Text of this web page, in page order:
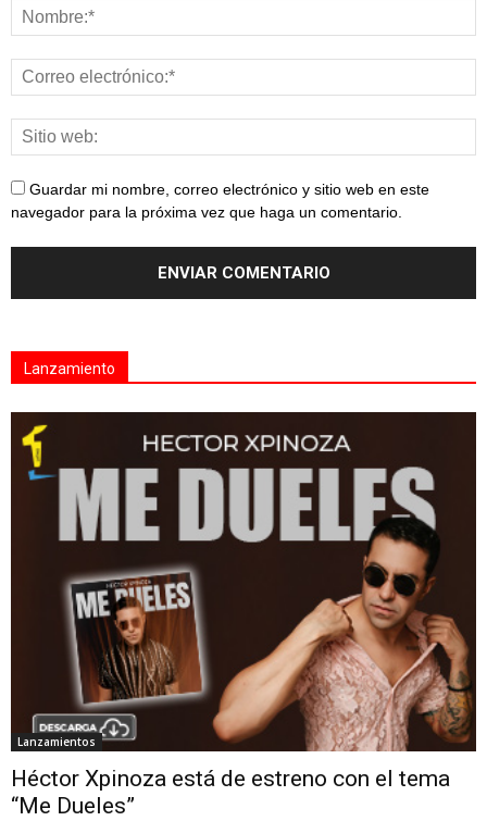
Guardar mi nombre, correo electrónico y sitio web en este
navegador para la próxima vez que haga un comentario.
Lanzamiento
Lanzamientos
Héctor Xpinoza está de estreno con el tema
“Me Dueles”